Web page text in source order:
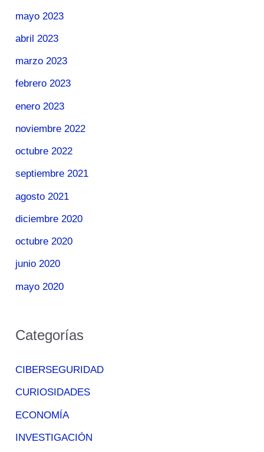
mayo 2023
abril 2023
marzo 2023
febrero 2023
enero 2023
noviembre 2022
octubre 2022
septiembre 2021
agosto 2021
diciembre 2020
octubre 2020
junio 2020
mayo 2020
Categorías
CIBERSEGURIDAD
CURIOSIDADES
ECONOMÍA
INVESTIGACIÓN